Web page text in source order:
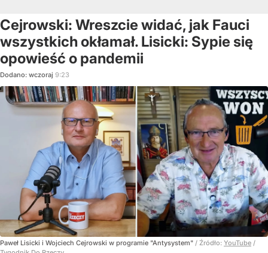
Cejrowski: Wreszcie widać, jak Fauci
wszystkich okłamał. Lisicki: Sypie się
opowieść o pandemii
Dodano: wczoraj 9:23
Paweł Lisicki i Wojciech Cejrowski w programie "Antysystem" / Źródło: YouTube /